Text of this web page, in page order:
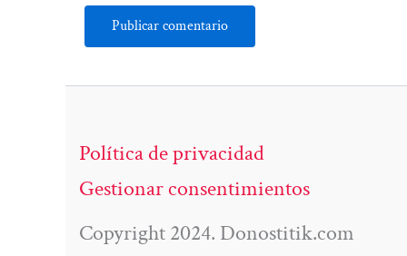
Política de privacidad
Gestionar consentimientos
Copyright 2024. Donostitik.com